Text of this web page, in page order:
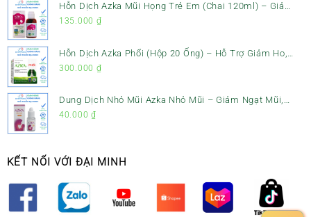
Hỗn Dịch Azka Mũi Họng Trẻ Em (Chai 120ml) – Giảm
Ho, Tiêu Đờm & Đau Rát Họng
135.000 ₫
Hỗn Dịch Azka Phổi (Hộp 20 Ống) – Hỗ Trợ Giảm Ho,
Tiêu Đờm & Bổ Phổi
300.000 ₫
Dung Dịch Nhỏ Mũi Azka Nhỏ Mũi – Giảm Ngạt Mũi,
Sổ Mũi Cho Trẻ Sơ Sinh
40.000 ₫
KẾT NỐI VỚI ĐẠI MINH